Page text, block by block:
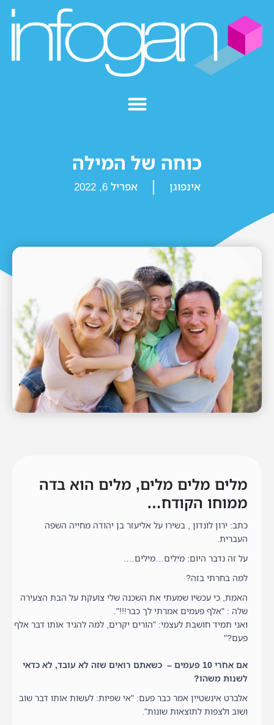
כוחה של המילה
אינפוגן אפריל 6, 2022
מלים מלים מלים, מלים הוא בדה
ממוחו הקודח…
כתב: ירון לונדון , בשירו על אליעזר בן יהודה מחייה השפה
העברית.
על זה נדבר היום: מילים…מילים….
למה בחרתי בזה?
האמת, כי עכשיו שמעתי את השכנה שלי צועקת על הבת הצעירה
שלה : "אלף פעמים אמרתי לך כבר!!!".
ואני תמיד חושבת לעצמי: "הורים יקרים, למה להגיד אותו דבר אלף
פעם?"
אם אחרי 10 פעמים – כשאתם רואים שזה לא עובד, לא כדאי
לשנות משהו?
אלברט אינשטיין אמר כבר פעם: "אי שפיות: לעשות אותו דבר שוב
ושוב ולצפות לתוצאות שונות".